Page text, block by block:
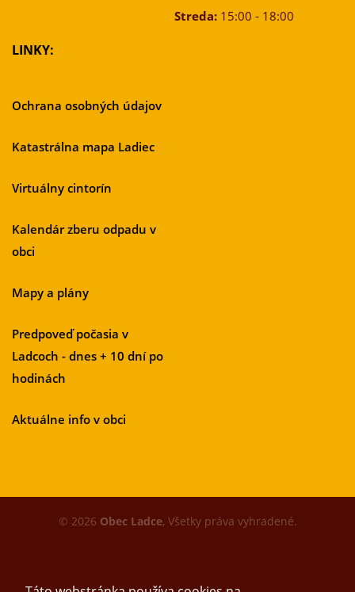
Streda:15:00 - 18:00
LINKY:
Ochrana osobných údajov
Katastrálna mapa Ladiec
Virtuálny cintorín
Kalendár zberu odpadu v
obci
Mapy a plány
Predpoveď počasia v
Ladcoch - dnes + 10 dní po
hodinách
Aktuálne info v obci
© 2026 Obec Ladce, Všetky práva vyhradené.